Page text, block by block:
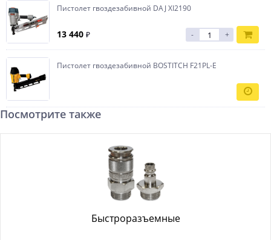
Пистолет гвоздезабивной DAJ XI2190
13 440 ₽ - +
Пистолет гвоздезабивной BOSTITCH F21PL-E
Посмотрите также
Быстроразъемные